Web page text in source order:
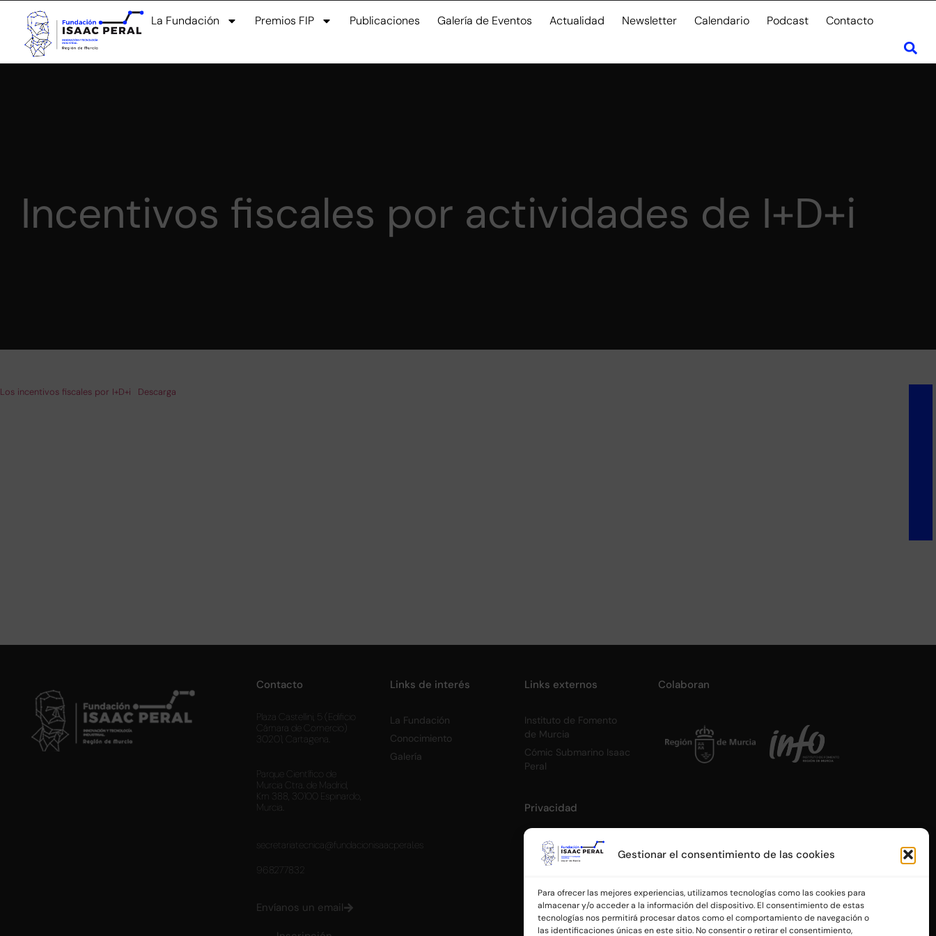
Gestionar el consentimiento de las cookies
Para ofrecer las mejores experiencias, utilizamos tecnologías como las cookies para
almacenar y/o acceder a la información del dispositivo. El consentimiento de estas
tecnologías nos permitirá procesar datos como el comportamiento de navegación o
las identificaciones únicas en este sitio. No consentir o retirar el consentimiento,
La Fundación Premios FIP Publicaciones Galería de Eventos Actualidad Newsletter Calendario Podcast Contacto
Incentivos fiscales por actividades de I+D+i
Los incentivos fiscales por I+D+i Descarga
Contacto
Plaza Castellini, 5 (Edificio
Cámara de Comercio)
30201, Cartagena.
Parque Científico de
Murcia Ctra. de Madrid,
Km 388, 30100 Espinardo,
Murcia.
secretariatecnica@fundacionisaacperal.es
968277832
Envíanos un email
Links de interés
La Fundación
Conocimiento
Galería
Links externos
Instituto de Fomento
de Murcia
Cómic Submarino Isaac
Peral
Privacidad
Aviso legal
Política de cookies y
consentimiento
Colaboran